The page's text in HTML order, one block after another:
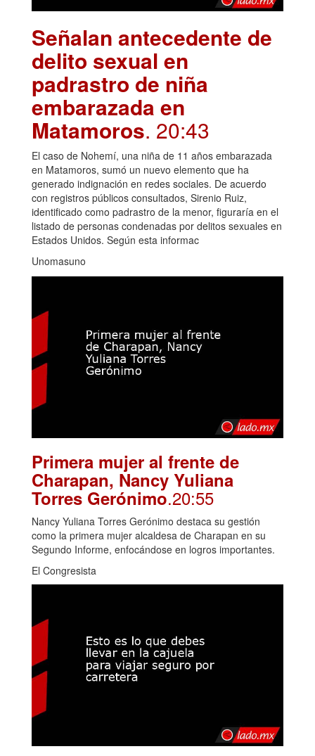
Señalan antecedente de
delito sexual en
padrastro de niña
embarazada en
Matamoros. 20:43
El caso de Nohemí, una niña de 11 años embarazada
en Matamoros, sumó un nuevo elemento que ha
generado indignación en redes sociales. De acuerdo
con registros públicos consultados, Sirenio Ruiz,
identificado como padrastro de la menor, figuraría en el
listado de personas condenadas por delitos sexuales en
Estados Unidos. Según esta informac
Unomasuno
Primera mujer al frente de
Charapan, Nancy Yuliana
Torres Gerónimo.20:55
Nancy Yuliana Torres Gerónimo destaca su gestión
como la primera mujer alcaldesa de Charapan en su
Segundo Informe, enfocándose en logros importantes.
El Congresista